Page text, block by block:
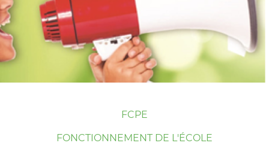
FCPE
FONCTIONNEMENT DE L'ÉCOLE